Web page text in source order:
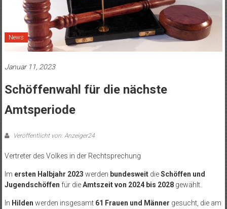
News
Januar 11, 2023
Schöffenwahl für die nächste
Amtsperiode
Veröffentlicht von: Anzeiger24
Vertreter des Volkes in der Rechtsprechung
Im ersten Halbjahr 2023 werden bundesweitdieSchöffen und
Jugendschöffen für dieAmtszeit von 2024 bis 2028gewählt.
In Hilden werden insgesamt 61 Frauen und Männer gesucht, die am